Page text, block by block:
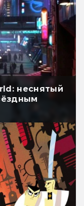
неснятый